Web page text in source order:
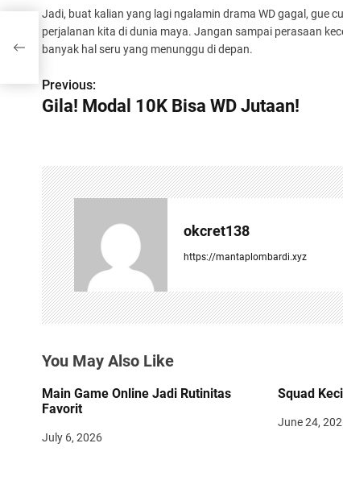
Jadi, buat kalian yang lagi ngalamin drama WD gagal, gue
perjalanan kita di dunia maya. Jangan sampai perasaan
banyak hal seru yang menunggu di depan.
P
t
n
a
v
i
a
t
Previous:
Gila! Modal 10K Bisa WD Jutaan!
okcret138
https://mantaplombardi.xyz
You May Also Like
Main Game Online Jadi Rutinitas
Favorit
July 6, 2026
Squad
June 24,